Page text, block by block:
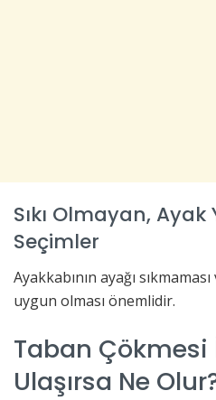
Sıkı Olmayan, Ayak
Seçimler
Ayakkabının ayağı
uygun olması önemlidir.
Taban Çökmesi
Ulaşırsa Ne